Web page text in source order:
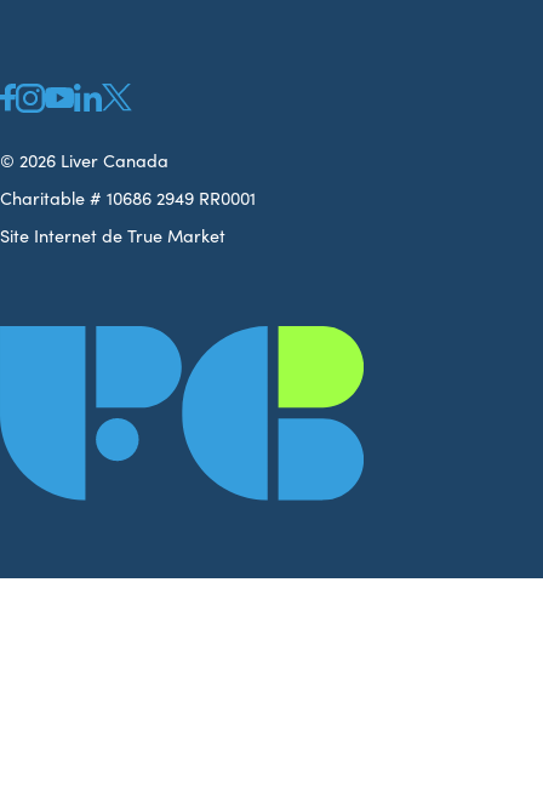
© 2026 Liver Canada
Charitable # 10686 2949 RR0001
Site Internet de True Market